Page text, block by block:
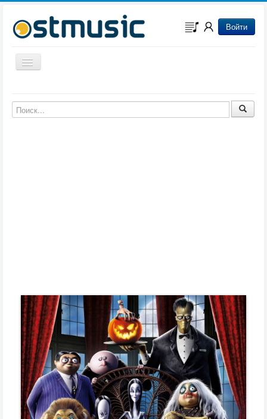
Войти
Включить/выключить навигацию
Музыка из мультфильмов
Музыка из сериалов